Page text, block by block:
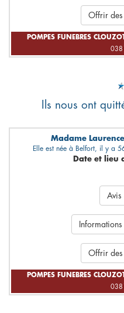
Offrir des
POMPES FUNEBRES
Ils nous ont
Madame
Elle est née à Belfort, il y a
Date et lieu
Avis
Offrir des
POMPES FUNEBRES